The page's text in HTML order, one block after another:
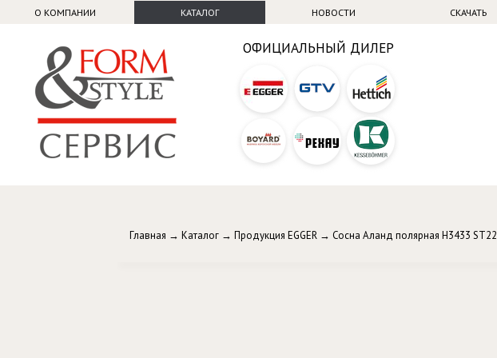
О КОМПАНИИ КАТАЛОГ НОВОСТИ СКАЧАТЬ
ОФИЦИАЛЬНЫЙ ДИЛЕР
Главная → Каталог → Продукция EGGER → Сосна Аланд полярная H3433 ST22